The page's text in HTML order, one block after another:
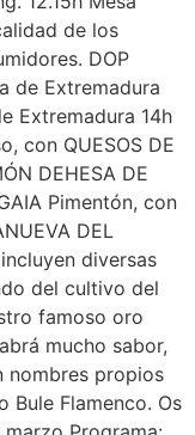
de los
DOP
de Extremadura
Extremadura 14h
con QUESOS DE
DEHESA DE
Pimentón, con
DEL
diversas
del cultivo del
famoso oro
mucho sabor,
nombres propios
Bule Flamenco. Os